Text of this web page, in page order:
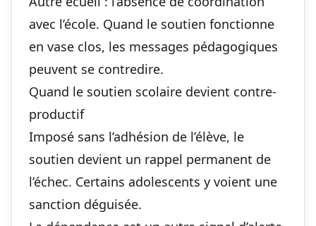
avec l’école. Quand le soutien fonctionne
en vase clos, les messages pédagogiques
peuvent se contredire.
Quand le soutien scolaire devient contre-
productif
Imposé sans l’adhésion de l’élève, le
soutien devient un rappel permanent de
l’échec. Certains adolescents y voient une
sanction déguisée.